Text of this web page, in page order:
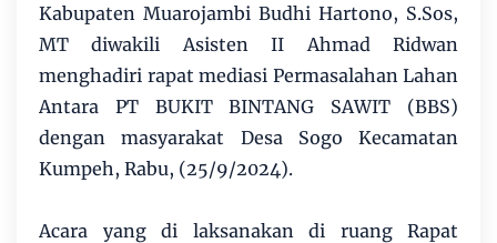
Kabupaten Muarojambi Budhi Hartono, S.Sos,
MT diwakili Asisten II Ahmad Ridwan
menghadiri rapat mediasi Permasalahan Lahan
Antara PT BUKIT BINTANG SAWIT (BBS)
dengan masyarakat Desa Sogo Kecamatan
Kumpeh, Rabu, (25/9/2024).
Acara yang di laksanakan di ruang Rapat